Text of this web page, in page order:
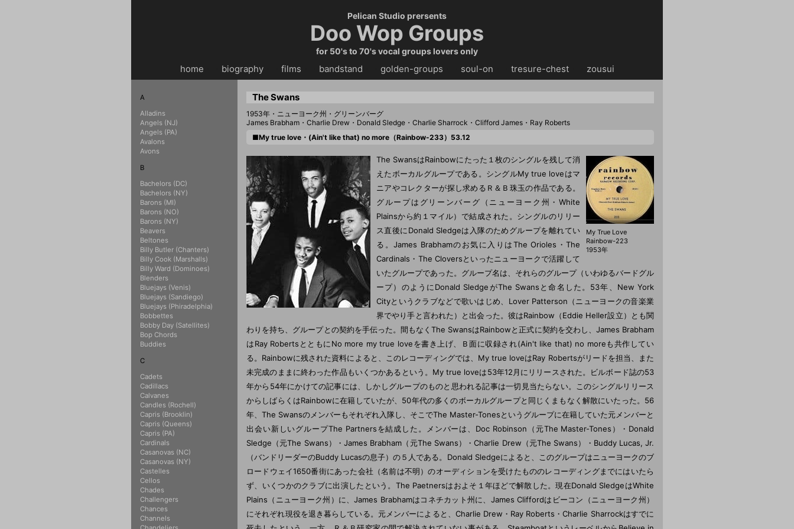
Pelican Studio prersents
Doo Wop Groups
for 50's to 70's vocal groups lovers only
home biography・・ films bandstand golden-groups soul-on tresure-chest・・ zousui
The Swans
1953年・ニューヨーク州・グリーンバーグ
James Brabham・Charlie Drew・Donald Sledge・Charlie Sharrock・Clifford James・Ray Roberts
■My true love・(Ain't like that) no more（Rainbow-233）53.12
My True Love
Rainbow-223
1953年
The SwansはRainbowにたった１枚のシングルを残して消
えたボーカルグループである。シングルMy true loveはマ
ニアやコレクターが探し求めるＲ＆Ｂ珠玉の作品である。
グループはグリーンバーグ（ニューヨーク州・White
Plainsから約１マイル）で結成された。シングルのリリー
ス直後にDonald Sledgeは入隊のためグループを離れてい
る。James Brabhamのお気に入りはThe Orioles・The
Cardinals・The Cloversといったニューヨークで活躍して
いたグループであった。グループ名は、それらのグループ（いわゆるバードグル
ープ）のようにDonald SledgeがThe Swansと命名した。53年、New York
Cityというクラブなどで歌いはじめ、Lover Patterson（ニューヨークの音楽業
界でやり手と言われた）と出会った。彼はRainbow（Eddie Heller設立）とも関
わりを持ち、グループとの契約を手伝った。間もなくThe SwansはRainbowと正式に契約を交わし、James Brabham
はRay RobertsとともにNo more my true loveを書き上げ、Ｂ面に収録され(Ain't like that) no moreも共作してい
る。Rainbowに残された資料によると、このレコーディングでは、My true loveはRay Robertsがリードを担当、また
未完成のままに終わった作品もいくつかあるという。My true loveは53年12月にリリースされた。ビルボード誌の53
年から54年にかけての記事には、しかしグループのものと思われる記事は一切見当たらない。このシングルリリース
からしばらくはRainbowに在籍していたが、50年代の多くのボーカルグループと同じくまもなく解散にいたった。56
年、The Swansのメンバーもそれぞれ入隊し、そこでThe Master-Tonesというグループに在籍していた元メンバーと
出会い新しいグループThe Partnersを結成した。メンバーは、Doc Robinson（元The Master-Tones）・Donald
Sledge（元The Swans）・James Brabham（元The Swans）・Charlie Drew（元The Swans）・Buddy Lucas, Jr.
（バンドリーダーのBuddy Lucasの息子）の５人である。Donald Sledgeによると、このグループはニューヨークのブ
ロードウェイ1650番街にあった会社（名前は不明）のオーディションを受けたもののレコーディングまでにはいたら
ず、いくつかのクラブに出演したという。The Paetnersはおよそ１年ほどで解散した。現在Donald SledgeはWhite
Plains（ニューヨーク州）に、James Brabhamはコネチカット州に、James Cliffordはビーコン（ニューヨーク州）
にそれぞれ現役を退き暮らしている。元メンバーによると、Charlie Drew・Ray Roberts・Charlie Sharrockはすでに
A
Alladins
Angels (NJ)
Angels (PA)
Avalons
Avons
B
Bachelors (DC)
Bachelors (NY)
Barons (MI)
Barons (NO)
Barons (NY)
Beavers
Beltones
Billy Butler (Chanters)
Billy Cook (Marshalls)
Billy Ward (Dominoes)
Blenders
Bluejays (Venis)
Bluejays (Sandiego)
Bluejays (Phiradelphia)
Bobbettes
Bobby Day (Satellites)
Bop Chords
Buddies
C
Cadets
Cadillacs
Calvanes
Candles (Rochell)
Capris (Brooklin)
Capris (Queens)
Capris (PA)
Cardinals
Casanovas (NC)
Casanovas (NY)
Castelles
Cellos
Chades
Challengers
Chances
Channels